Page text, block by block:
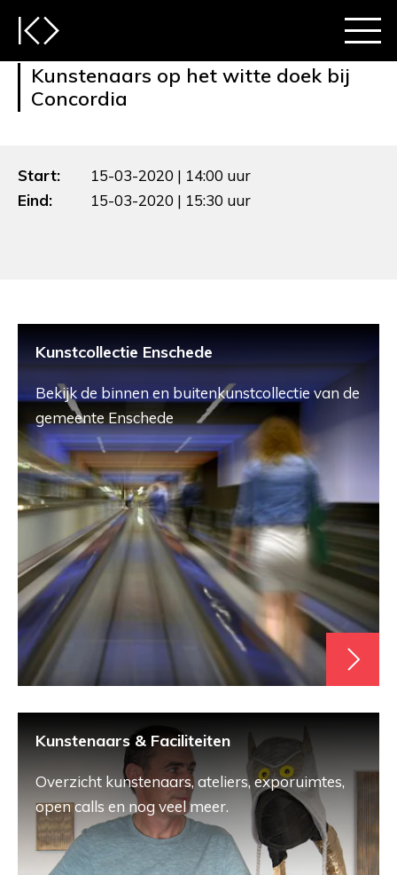
Kunstenaars op het witte doek bij
Concordia
Start:
15-03-2020 | 14:00 uur
Eind:
15-03-2020 | 15:30 uur
Kunstcollectie Enschede
Bekijk de binnen en buitenkunstcollectie van de
gemeente Enschede
Kunstenaars & Faciliteiten
Overzicht kunstenaars, ateliers, exporuimtes,
open calls en nog veel meer.